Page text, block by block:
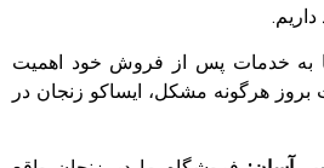
به خدمات پس از فروش خود اهمیت
هرگونه مشکل، ایساکو زنجان در